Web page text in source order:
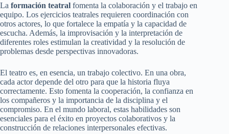
La formación teatral fomenta la colaboración y el trabajo en
equipo. Los ejercicios teatrales requieren coordinación con
otros actores, lo que fortalece la empatía y la capacidad de
escucha. Además, la improvisación y la interpretación de
diferentes roles estimulan la creatividad y la resolución de
problemas desde perspectivas innovadoras.
El teatro es, en esencia, un trabajo colectivo. En una obra,
cada actor depende del otro para que la historia fluya
correctamente. Esto fomenta la cooperación, la confianza en
los compañeros y la importancia de la disciplina y el
compromiso. En el mundo laboral, estas habilidades son
esenciales para el éxito en proyectos colaborativos y la
construcción de relaciones interpersonales efectivas.